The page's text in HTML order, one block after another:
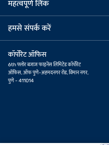
महत्वपूर्ण लिंक
हमसे संपर्क करें
कॉर्पोरेट ऑफिस
6th फ्लोर बजाज फाइनेंस लिमिटेड कॉर्पोरेट
ऑफिस, ऑफ पुणे-अहमदनगर रोड, विमान नगर,
पुणे - 411014